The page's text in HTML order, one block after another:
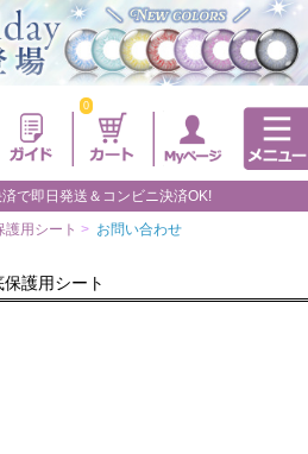
0
で即日発送＆コンビニ決済OK!
護用シート > お問い合わせ
護用シート